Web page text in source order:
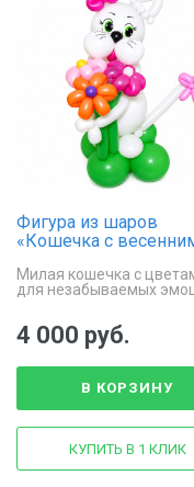
Фигура из шаров
«Кошечка с
Милая кошечка с
для незабываемых
4 000 руб.
В КОРЗИНУ
КУПИТЬ В 1 КЛИК